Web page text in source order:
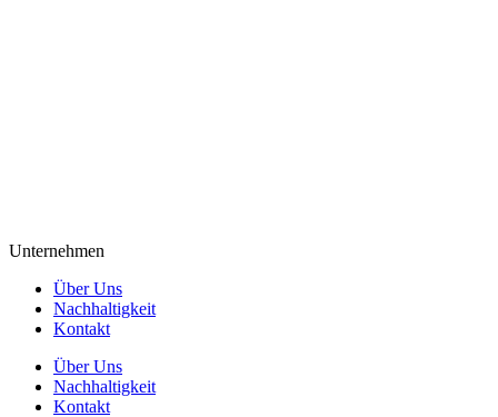
Unternehmen
Über Uns
Nachhaltigkeit
Kontakt
Über Uns
Nachhaltigkeit
Kontakt